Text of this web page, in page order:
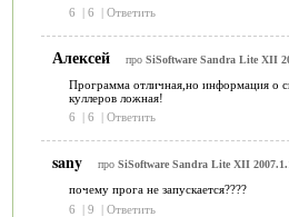
6
| 6 | Ответить
Алексей про SiSoftware Sandra Lite XII
Программа отличная,но информация о
куллеров ложная!
6
| 6 | Ответить
sany про SiSoftware Sandra Lite XII
почему прога не запускается????
6
| 9 | Ответить